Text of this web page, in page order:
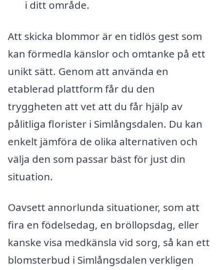
i ditt område.
Att skicka blommor är en tidlös gest som
kan förmedla känslor och omtanke på ett
unikt sätt. Genom att använda en
etablerad plattform får du den
tryggheten att vet att du får hjälp av
pålitliga florister i Simlångsdalen. Du kan
enkelt jämföra de olika alternativen och
välja den som passar bäst för just din
situation.
Oavsett annorlunda situationer, som att
fira en födelsedag, en bröllopsdag, eller
kanske visa medkänsla vid sorg, så kan ett
blomsterbud i Simlångsdalen verkligen